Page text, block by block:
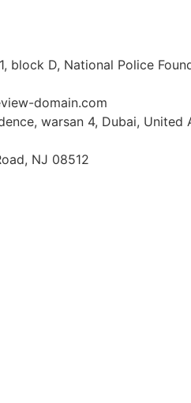
block D, National Police
domain.com
warsan 4, Dubai, United
NJ 08512